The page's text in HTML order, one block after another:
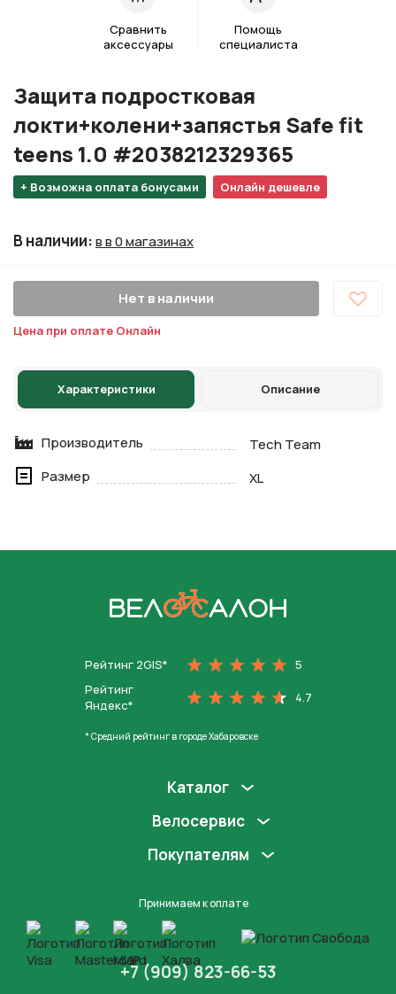
Сравнить
аксессуары
Помощь
специалиста
+ Возможна оплата бонусами Онлайн дешевле
Защита подростковая
локти+колени+запястья Safe fit
teens 1.0 #2038212329365
В наличии:в в 0 магазинах
Нет в наличии
Цена при оплате Онлайн
Характеристики Описание
Производитель
Tech Team
Размер
XL
Рейтинг 2GIS*
5
Рейтинг
Яндекс*
4.7
* Средний рейтинг в городе Хабаровске
Каталог
Велосервис
Покупателям
Принимаем к оплате
+7 (909) 823-66-53